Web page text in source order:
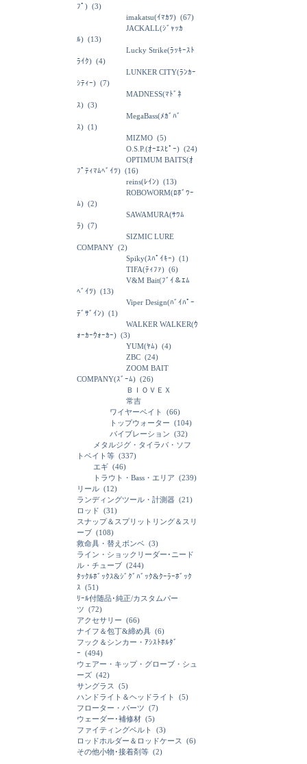
ﾌﾟ) (3)
imakatsu(ｲﾏｶﾂ) (67)
JACKALL(ｼﾞｬｯｶ
ﾙ) (13)
Lucky Strike(ﾗｯｷｰｽﾄ
ﾗｲｸ) (4)
LUNKER CITY(ﾗﾝｶｰ
ｼﾃｨｰ) (7)
MADNESS(ﾏﾄﾞﾈ
ｽ) (3)
MegaBass(ﾒｶﾞﾊﾞ
ｽ) (1)
MIZMO (5)
O.S.P.(ｵｰｴｽﾋﾟｰ) (24)
OPTIMUM BAITS(ｵ
ﾌﾟﾃｨﾏﾑﾍﾞｲﾂ) (16)
reins(ﾚｲﾝ) (13)
ROBOWORM(ﾛﾎﾞﾜｰ
ﾑ) (2)
SAWAMURA(ｻﾜﾑ
ﾗ) (7)
SIZMIC LURE
COMPANY (2)
Spiky(ｽﾊﾟｲｷｰ) (1)
TIFA(ﾃｨﾌｧ) (6)
V&M Bait(ﾌﾞｲ＆ｴﾑ
ﾍﾞｲﾂ) (13)
Viper Design(ﾊﾞｲﾊﾟｰ
ﾃﾞｻﾞｲﾝ) (1)
WALKER WALKER(ｳ
ｫｰｶｰｳｫｰｶｰ) (3)
YUM(ﾔﾑ) (4)
ZBC (24)
ZOOM BAIT
COMPANY(ｽﾞｰﾑ) (26)
ＢＩＯＶＥＸ
常吉
ワイヤーベイト
(66)
トップウォーター (104)
バイブレーション (32)
メタルジグ・タイラバ・ソフ
トベイト等 (337)
エギ (46)
トラウト・Bass・エリア (239)
リール (12)
ランディングツール・計測器 (21)
ロッド (31)
スナップ＆スプリットリング＆スリ
ーブ (108)
救命具・替えボンベ (3)
ライン・ショックリーダー･ニード
ル・チューブ (244)
ﾀｯｸﾙﾎﾞｯｸｽ&ｼﾞｸﾞﾊﾞｯｸ&ｸｰﾗｰﾎﾞｯｸ
ｽ (51)
ﾘｰﾙ付随品･純正/カスタムパー
ツ (72)
アクセサリー (66)
ナイフ＆包丁&締め具 (6)
フック＆シンカー・ｱｼｽﾄﾎﾙﾀﾞ
ｰ (494)
ウェアー・キップ・グローブ・シュ
ーズ (42)
サングラス
(5)
ハンドライト＆ヘッドライト
(5)
フローター・パーツ (7)
ウェーダー･補修材 (5)
ファイティングベルト
(3)
ロッドホルダー＆ロッドケース
(6)
その他小物･接着剤等 (2)